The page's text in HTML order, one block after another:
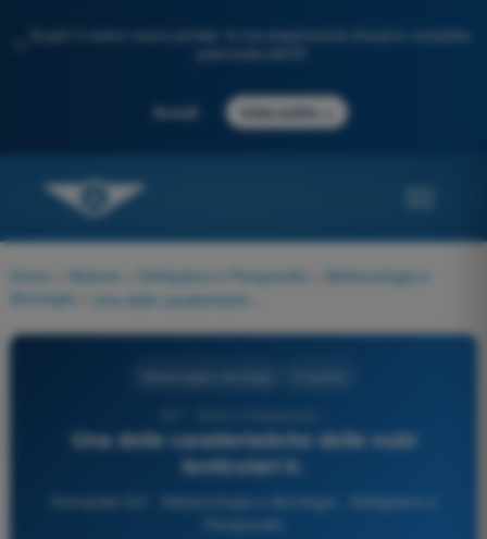
Scopri il nostro nuovo portale: la tua preparazione d'esame completa,
Accedi Inizia subito
Home Materie Deltaplano e Parapendio
Meteorologia e
Aerologia
Una delle caratteristiche delle nubi
lenticolari è: